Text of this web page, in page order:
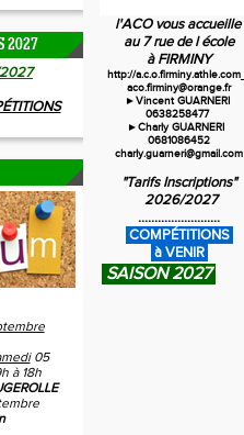
2027
05
à 18h
l'ACO vous accueille
au 7 rue de l école
à FIRMINY
http://a.c.o.firminy.athle.com
aco.firminy@orange.fr
►Vincent GUARNERI
0638258477
►Charly GUARNERI
0681086452
charly.guarneri@gmail.com
"Tarifs Inscriptions"
2026/2027
.........................
COMPÉTITIONS
à VENIR
SAISON 2027